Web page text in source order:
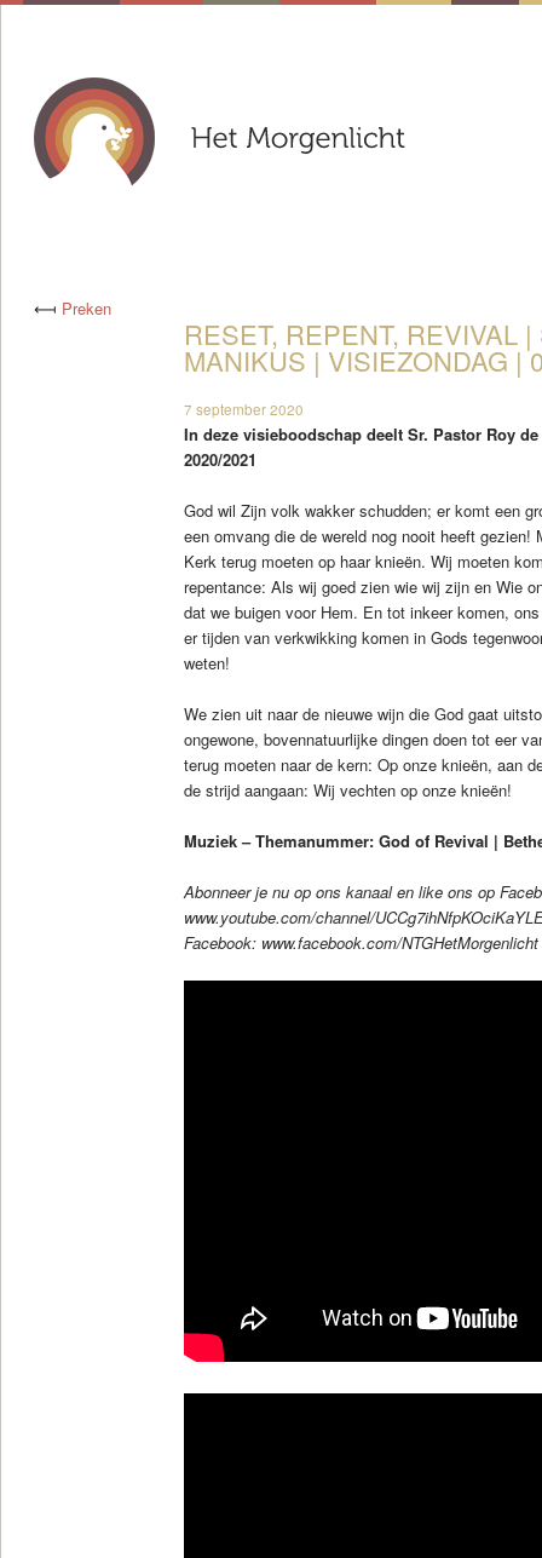
⟻ Preken
RESET, REPENT, REVIVAL
MANIKUS | VISIEZONDAG |
7 september 2020
In deze visieboodschap deelt Sr. Pastor Roy
2020/2021
God wil Zijn volk wakker schudden; er komt een
een omvang die de wereld nog nooit heeft
Kerk terug moeten op haar knieën. Wij moeten
repentance: Als wij goed zien wie wij zijn en Wie
dat we buigen voor Hem. En tot inkeer komen,
er tijden van verkwikking komen in Gods
weten!
We zien uit naar de nieuwe wijn die God gaat
ongewone, bovennatuurlijke dingen doen tot eer
terug moeten naar de kern: Op onze knieën, aan
de strijd aangaan: Wij vechten op onze knieën!
Muziek – Themanummer: God of Revival |
Abonneer je nu op ons kanaal en like ons op
www.youtube.com/channel/
Facebook: www.facebook.com/NTGHetMorgenlicht